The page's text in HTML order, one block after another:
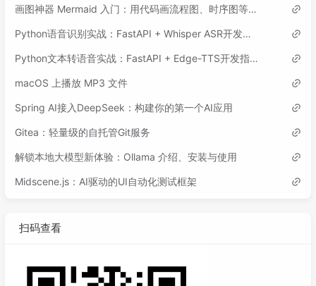
画图神器 Mermaid 入门：用代码画流程图、时序图等各类图表
Python语音识别实战：FastAPI + Whisper ASR开发指南
Python文本转语音实战：FastAPI + Edge-TTS开发指南
macOS 上播放 MP3 文件
Spring AI接入DeepSeek：构建你的第一个AI应用
Gitea：轻量级的自托管Git服务
解锁本地大模型新体验：Ollama 介绍、安装与使用
Midscene.js：AI驱动的UI自动化测试框架
扫码查看